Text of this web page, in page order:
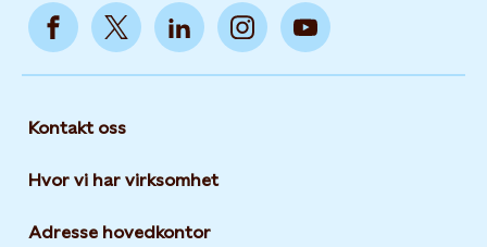
Kontakt oss
Hvor vi har virksomhet
Adresse hovedkontor